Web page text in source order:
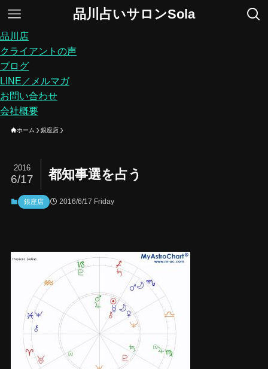
品川占いサロンSola
品川店
クライアントの声
ブログ
LINE／メルマガ
お問い合わせ
会社概要
ホーム 銀座店
都知事選を占う
2016
6/17
銀座店 2016/6/17 Friday